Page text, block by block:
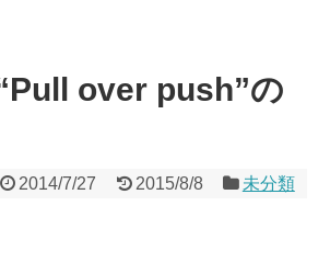
over push”の
2014/7/27 2015/8/8 未分類